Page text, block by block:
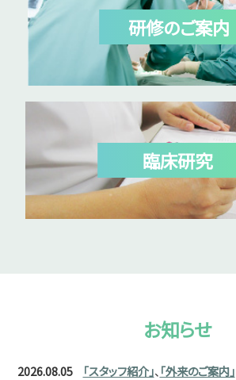
研修のご案内
臨床研究
お知らせ
2026.08.05 「スタッフ紹介」、 「外来のご案内」